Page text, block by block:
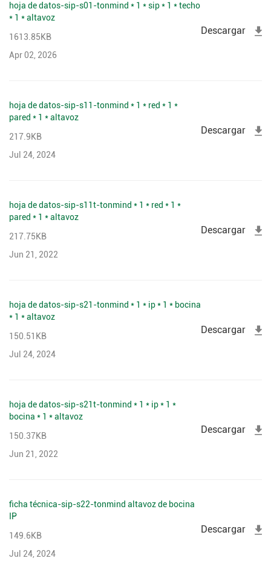
hoja de datos-sip-s01-tonmind * 1 * sip * 1 * techo
* 1 * altavoz
1613.85KB
Apr 02, 2026
Descargar
hoja de datos-sip-s11-tonmind * 1 * red * 1 *
pared * 1 * altavoz
217.9KB
Jul 24, 2024
Descargar
hoja de datos-sip-s11t-tonmind * 1 * red * 1 *
pared * 1 * altavoz
217.75KB
Jun 21, 2022
Descargar
hoja de datos-sip-s21-tonmind * 1 * ip * 1 * bocina
* 1 * altavoz
150.51KB
Jul 24, 2024
Descargar
hoja de datos-sip-s21t-tonmind * 1 * ip * 1 *
bocina * 1 * altavoz
150.37KB
Jun 21, 2022
Descargar
ficha técnica-sip-s22-tonmind altavoz de bocina
IP
149.6KB
Jul 24, 2024
Descargar